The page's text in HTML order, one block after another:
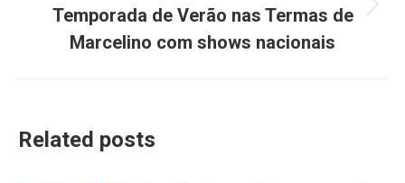
Próximo
post:
Temporada de Verão nas Termas de
Marcelino com shows nacionais
Related posts